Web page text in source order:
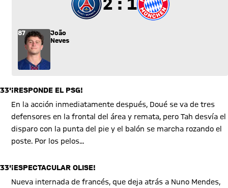
87
João
Neves
33'¡RESPONDE EL PSG!
En la acción inmediatamente después, Doué se va de tres
defensores en la frontal del área y remata, pero Tah desvía el
disparo con la punta del pie y el balón se marcha rozando el
poste. Por los pelos...
33'¡ESPECTACULAR OLISE!
Nueva internada de francés, que deja atrás a Nuno Mendes,